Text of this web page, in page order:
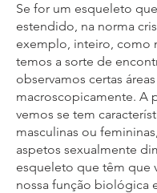
Se for um esqueleto
estendido, na norma
exemplo, inteiro, como
temos a sorte de
observamos certas
macroscopicamente. A
vemos se tem
masculinas ou
aspetos sexualmente
esqueleto que têm que
nossa função biológica